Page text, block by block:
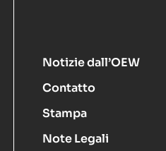
Notizie dall’OEW
Contatto
Stampa
Note Legali